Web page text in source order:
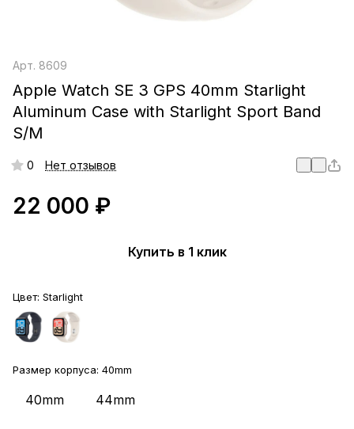
Арт. 8609
Apple Watch SE 3 GPS 40mm Starlight
Aluminum Case with Starlight Sport Band
S/M
0 Нет отзывов
22 000 ₽
Купить в 1 клик
Цвет: Starlight
Размер корпуса: 40mm
40mm 44mm